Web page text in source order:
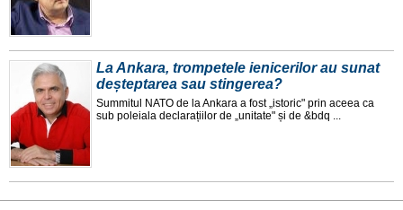
La Ankara, trompetele ienicerilor au sunat
deșteptarea sau stingerea?
Summitul NATO de la Ankara a fost „istoric" prin aceea ca
sub poleiala declarațiilor de „unitate" și de &bdq ...